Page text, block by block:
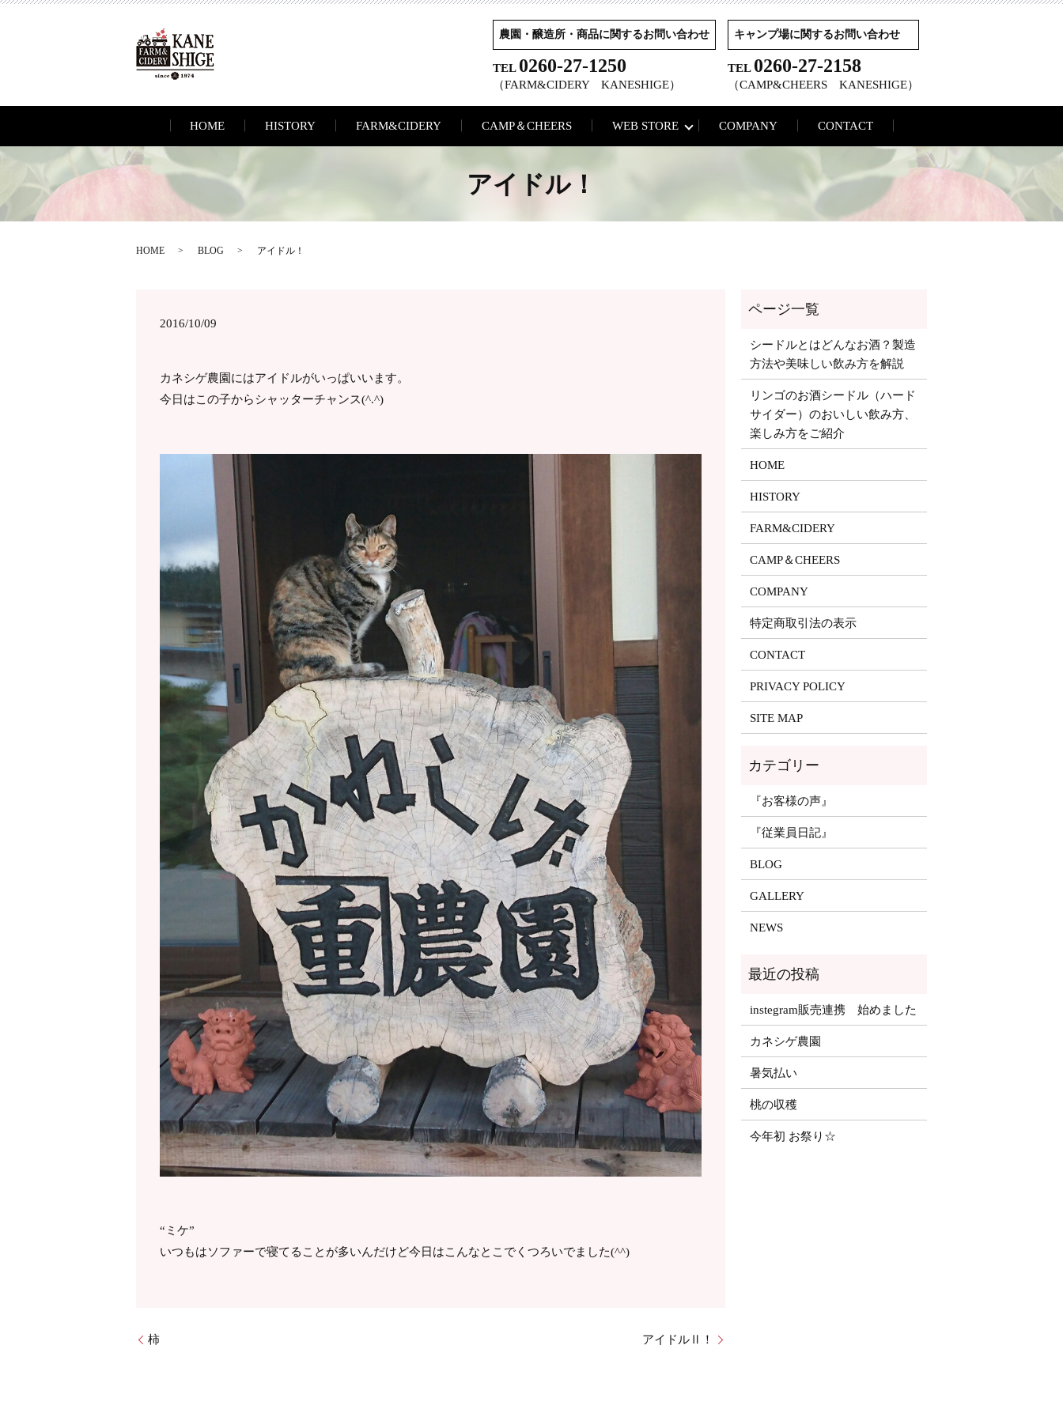
農園・醸造所・商品に関するお問い合わせ
TEL 0260-27-1250
（FARM&CIDERY KANESHIGE）
キャンプ場に関するお問い合わせ
TEL 0260-27-2158
（CAMP&CHEERS KANESHIGE）
HOME HISTORY FARM&CIDERY CAMP＆CHEERS WEB STORE COMPANY CONTACT
アイドル！
HOME BLOG アイドル！
2016/10/09
カネシゲ農園にはアイドルがいっぱいいます。
今日はこの子からシャッターチャンス(^.^)
“ミケ”
いつもはソファーで寝てることが多いんだけど今日はこんなとこでくつろいでました(^^)
柿 アイドルⅡ！
シードルとはどんなお酒？製造
方法や美味しい飲み方を解説
リンゴのお酒シードル（ハード
サイダー）のおいしい飲み方、
楽しみ方をご紹介
HOME
HISTORY
FARM&CIDERY
CAMP＆CHEERS
COMPANY
特定商取引法の表示
CONTACT
PRIVACY POLICY
SITE MAP
『お客様の声』
『従業員日記』
BLOG
GALLERY
NEWS
instegram販売連携 始めました
カネシゲ農園
暑気払い
桃の収穫
今年初 お祭り☆